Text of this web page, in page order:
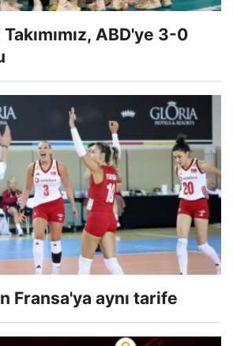
ABD'ye 3-0
Fransa'ya aynı tarife